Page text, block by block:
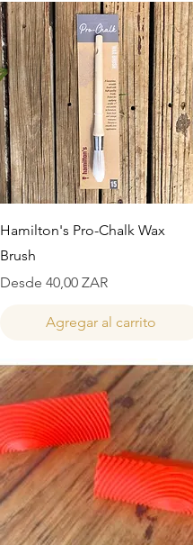
Vista rápida
Hamilton's Pro-Chalk Wax
Brush
Desde 40,00 ZAR
Precio de oferta
Agregar al carrito